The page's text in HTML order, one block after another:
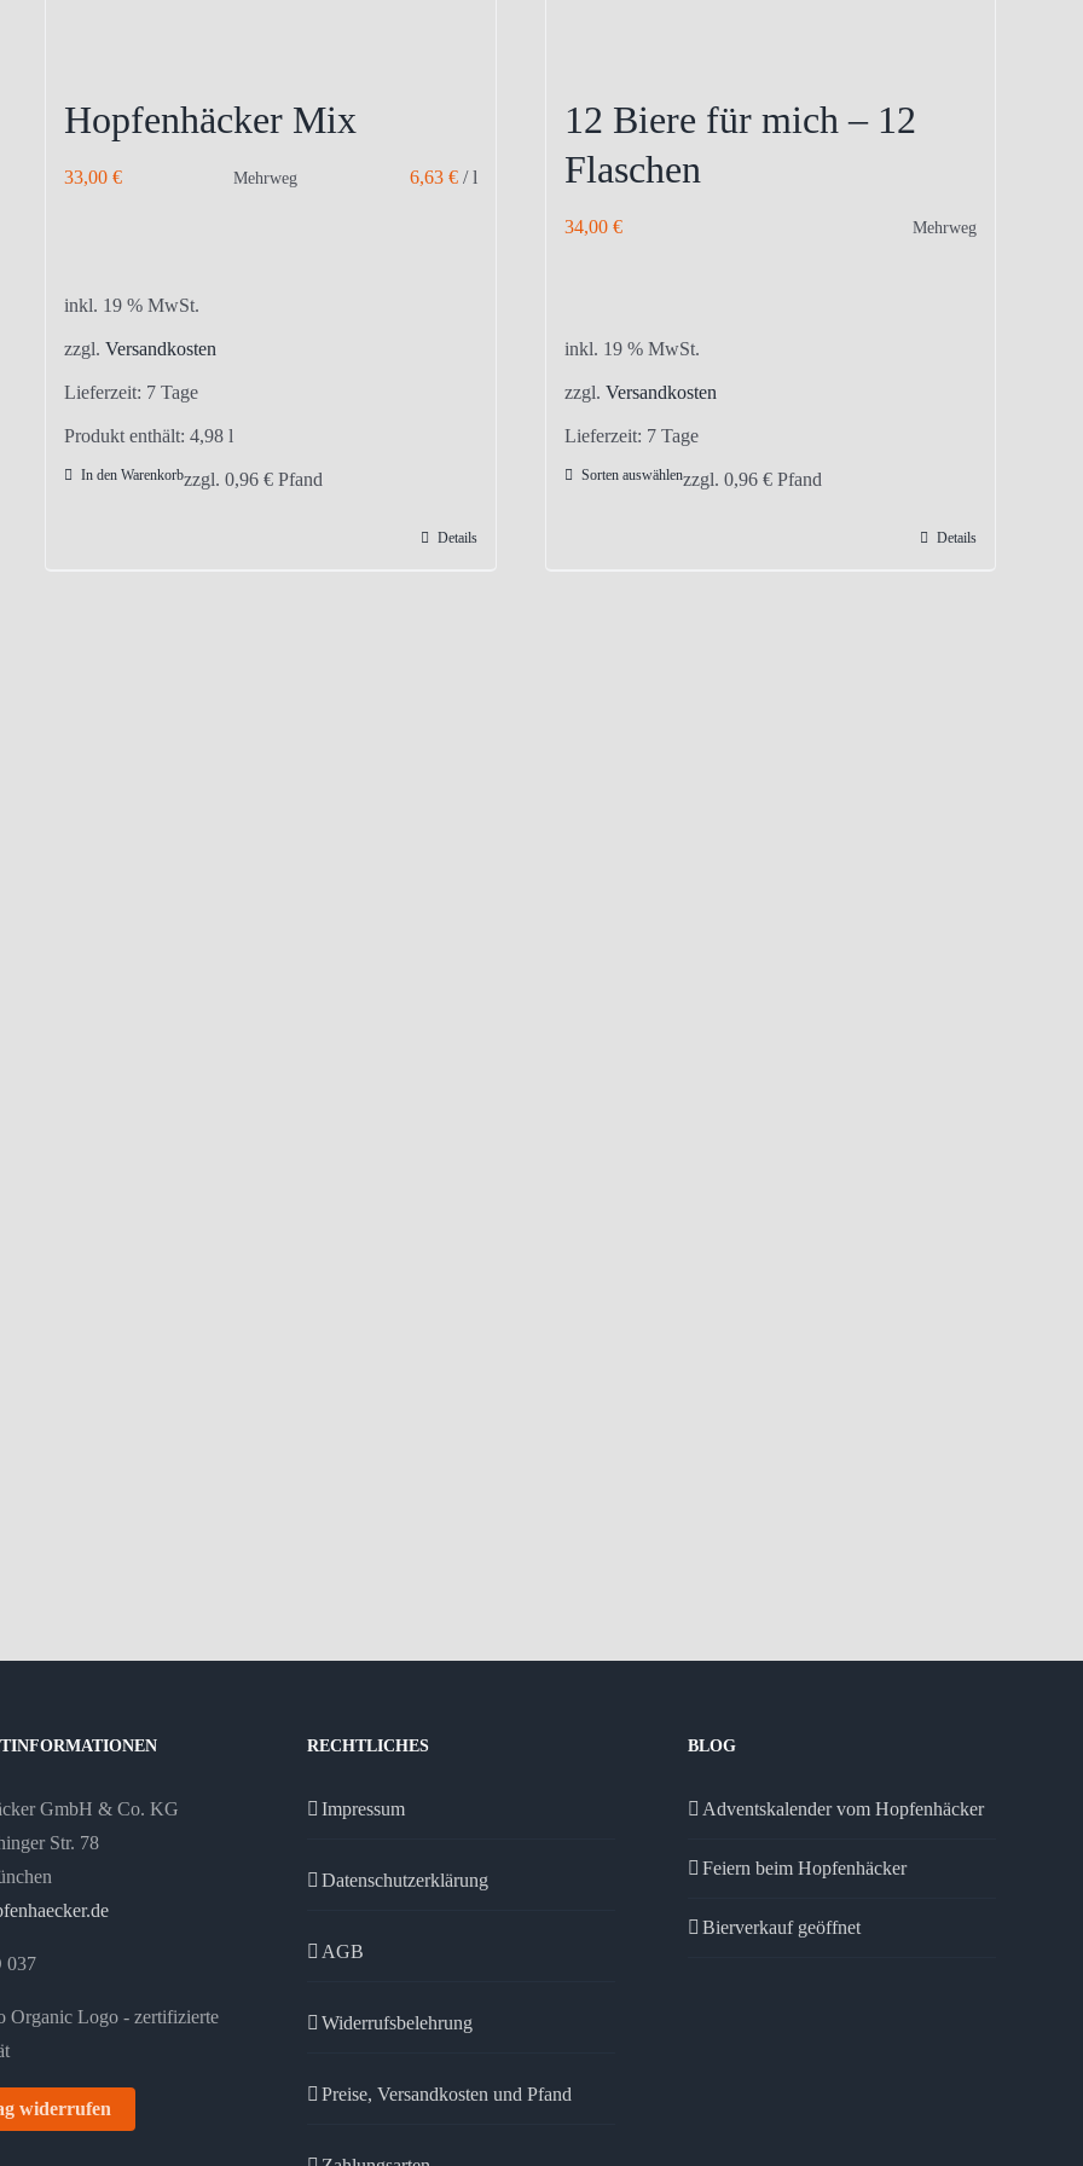
Hopfenhäcker Mix
33,00€ Mehrweg 6,63 €/l
inkl. 19 % MwSt.
zzgl.Versandkosten
Lieferzeit: 7 Tage
Produkt enthält: 4,98l
In den Warenkorbzzgl.0,96€ Pfand
Details
12 Biere für mich – 12
Flaschen
34,00 € Mehrweg
inkl. 19 % MwSt.
zzgl. Versandkosten
Lieferzeit: 7 Tage
Sorten auswählenzzgl. 0,96 €Pfand
Details
GmbH & Co. KG
Str. 78
037
widerrufen
RECHTLICHES
Impressum
Datenschutzerklärung
AGB
Widerrufsbelehrung
Preise, Versandkosten und Pfand
BLOG
Adventskalender vom Hopfenhäcker
Feiern beim Hopfenhäcker
Bierverkauf geöffnet